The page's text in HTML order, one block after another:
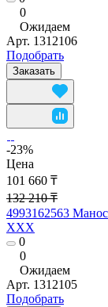
0
Ожидаем
Арт. 1312106
Подобрать
Заказать
-23%
Цена
101 660 ₸
132 210 ₸
4993162563
ХХХ
0
0
Ожидаем
Арт. 1312105
Подобрать